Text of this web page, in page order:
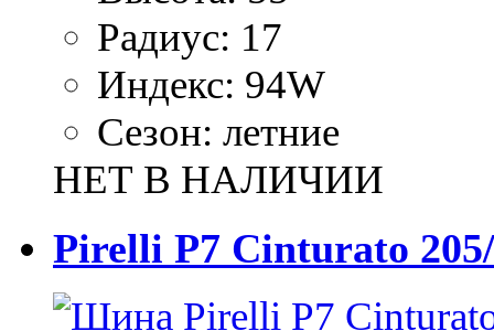
Радиус: 17
Индекс: 94W
Сезон: летние
НЕТ В НАЛИЧИИ
Pirelli P7 Cinturato